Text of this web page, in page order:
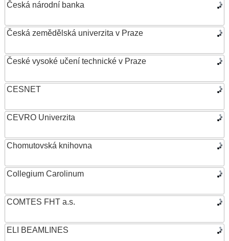
Česká národní banka
Česká zemědělská univerzita v Praze
České vysoké učení technické v Praze
CESNET
CEVRO Univerzita
Chomutovská knihovna
Collegium Carolinum
COMTES FHT a.s.
ELI BEAMLINES